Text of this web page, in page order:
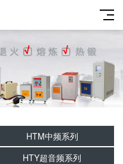
HTM中频系列
HTY超音频系列